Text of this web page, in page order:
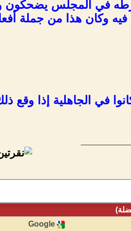
في المجلس يضحكون
فيه وكان هذا من جملة
في الجاهلية إذا
Google